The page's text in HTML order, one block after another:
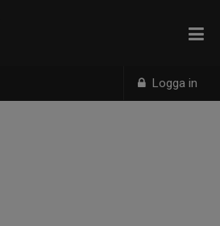
Logga in